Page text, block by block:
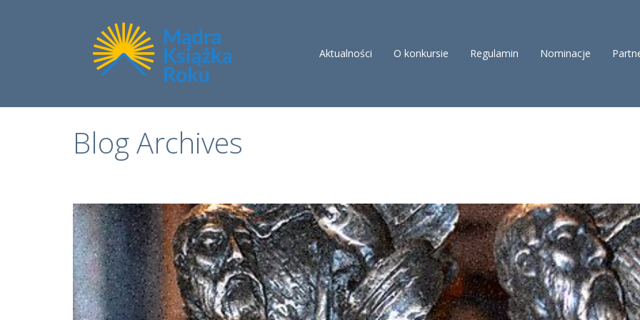
Aktualności O konkursie Regulamin Nominacje
Blog Archives